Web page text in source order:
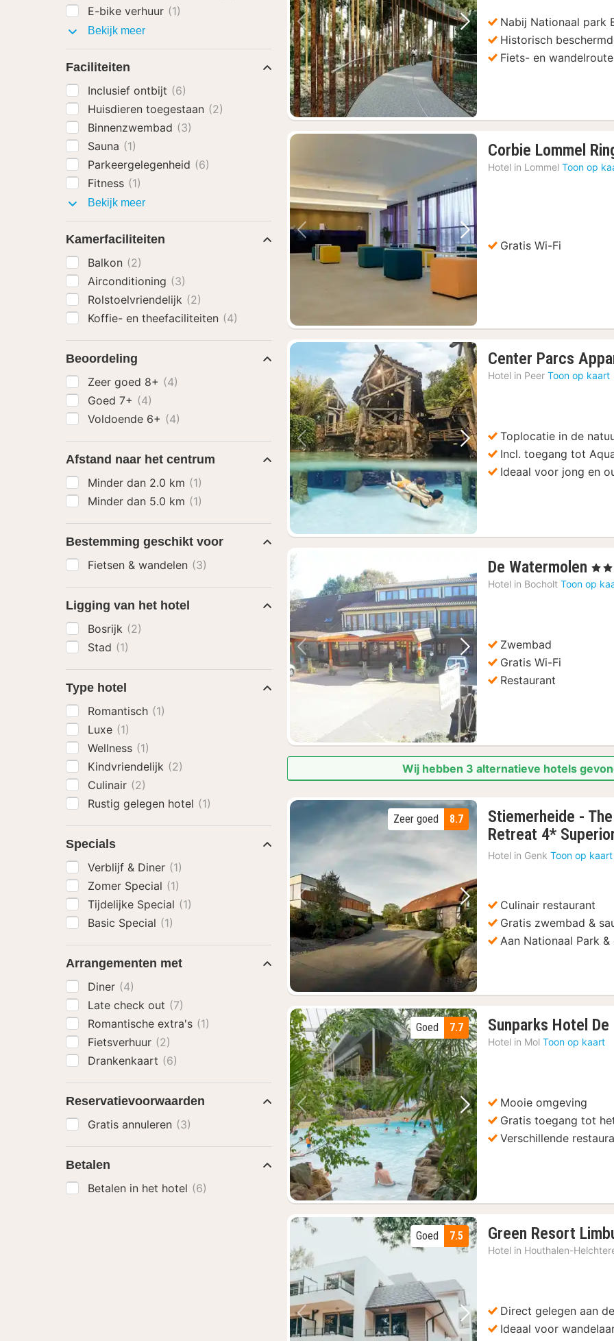
Vorige foto Volgende foto
Nabij Nationaal park
Historisch
Fiets- en
Vorige foto Volgende foto
Corbie Lommel
Hotel in Lommel Toon op
Gratis Wi-Fi
Vorige foto Volgende foto
Center Parcs
Hotel in Peer Toon op kaart
Toplocatie in de
Incl. toegang tot
Ideaal voor jong en
Vorige foto Volgende foto
De Watermolen 1
, 3
Hotel in Bocholt Toon op
Zwembad
Gratis Wi-Fi
Restaurant
Wij hebben 3 alternatieve hotels
Vorige foto Volgende foto
8.7
Zeer goed
Stiemerheide -
Retreat 4*
Hotel in Genk Toon op kaart
Culinair restaurant
Gratis zwembad &
Aan Nationaal Park
Vorige foto Volgende foto
7.7
Goed Sunparks Hotel
Hotel in Mol Toon op kaart
Mooie omgeving
Gratis toegang tot
Verschillende
Vorige foto Volgende foto
7.5
Goed Green Resort
Hotel in Houthalen-
Direct gelegen aan
Ideaal voor
E-bike verhuur (1)
Bekijk meerHotel
Faciliteiten
Inclusief ontbijt (6)
Huisdieren toegestaan (2)
Binnenzwembad (3)
Sauna (1)
Parkeergelegenheid (6)
Fitness (1)
Bekijk meerFaciliteiten
Kamerfaciliteiten
Balkon (2)
Airconditioning (3)
Rolstoelvriendelijk (2)
Koffie- en theefaciliteiten (4)
Beoordeling
Zeer goed 8+ (4)
Goed 7+ (4)
Voldoende 6+ (4)
Afstand naar het centrum
Minder dan 2.0 km (1)
Minder dan 5.0 km (1)
Bestemming geschikt voor
Fietsen & wandelen (3)
Ligging van het hotel
Bosrijk (2)
Stad (1)
Type hotel
Romantisch (1)
Luxe (1)
Wellness (1)
Kindvriendelijk (2)
Culinair (2)
Rustig gelegen hotel (1)
Specials
Verblijf & Diner (1)
Zomer Special (1)
Tijdelijke Special (1)
Basic Special (1)
Arrangementen met
Diner (4)
Late check out (7)
Romantische extra's (1)
Fietsverhuur (2)
Drankenkaart (6)
Reservatievoorwaarden
Gratis annuleren (3)
Betalen
Betalen in het hotel (6)